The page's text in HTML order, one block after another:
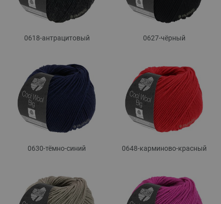
0618-антрацитовый 0627-чёрный
0630-тёмно-синий 0648-карминово-красный